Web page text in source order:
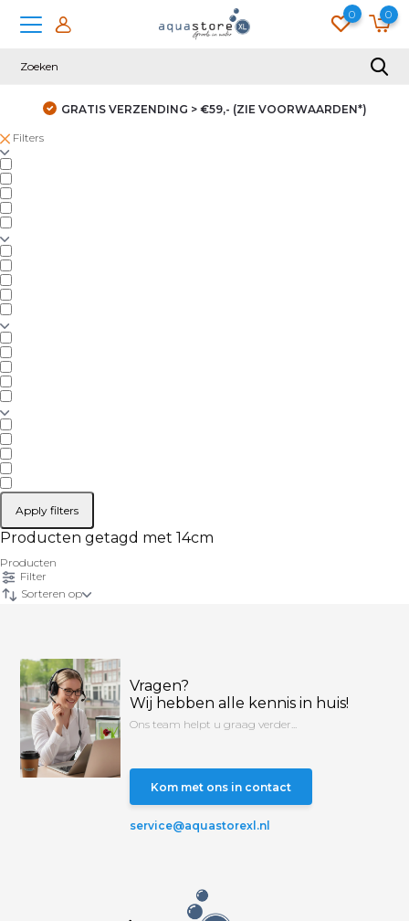
0 0
GRATIS VERZENDING > €59,- (ZIE VOORWAARDEN*)
Filters
Apply filters
Producten getagd met 14cm
Producten
Filter
Sorteren op
Vragen?
Wij hebben alle kennis in huis!
Ons team helpt u graag verder...
Kom met ons in contact
service@aquastorexl.nl